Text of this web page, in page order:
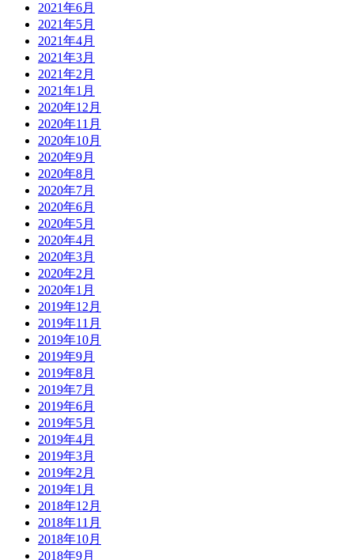
2021年6月
2021年5月
2021年4月
2021年3月
2021年2月
2021年1月
2020年12月
2020年11月
2020年10月
2020年9月
2020年8月
2020年7月
2020年6月
2020年5月
2020年4月
2020年3月
2020年2月
2020年1月
2019年12月
2019年11月
2019年10月
2019年9月
2019年8月
2019年7月
2019年6月
2019年5月
2019年4月
2019年3月
2019年2月
2019年1月
2018年12月
2018年11月
2018年10月
2018年9月